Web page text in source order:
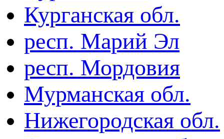
Курганская обл.
респ. Марий Эл
респ. Мордовия
Мурманская обл.
Нижегородская обл.